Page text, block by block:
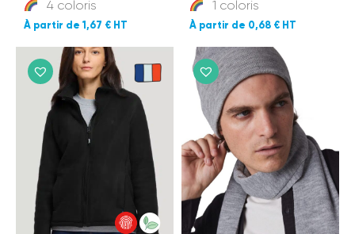
4 coloris
1,67 €
1 coloris
0,68 €